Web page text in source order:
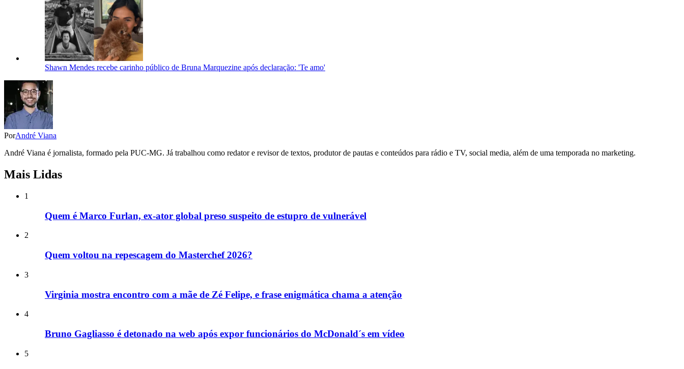
Shawn Mendes recebe carinho público de Bruna Marquezine após declaração: 'Te amo'
PorAndré Viana
André Viana é jornalista, formado pela PUC-MG. Já trabalhou como redator e revisor de textos, produtor de pautas e conteúdos para rádio e TV, social media, além de uma temporada no marketing.
Mais Lidas
1
Quem é Marco Furlan, ex-ator global preso suspeito de estupro de vulnerável
2
Quem voltou na repescagem do Masterchef 2026?
3
Virginia mostra encontro com a mãe de Zé Felipe, e frase enigmática chama a atenção
4
Bruno Gagliasso é detonado na web após expor funcionários do McDonald´s em vídeo
5